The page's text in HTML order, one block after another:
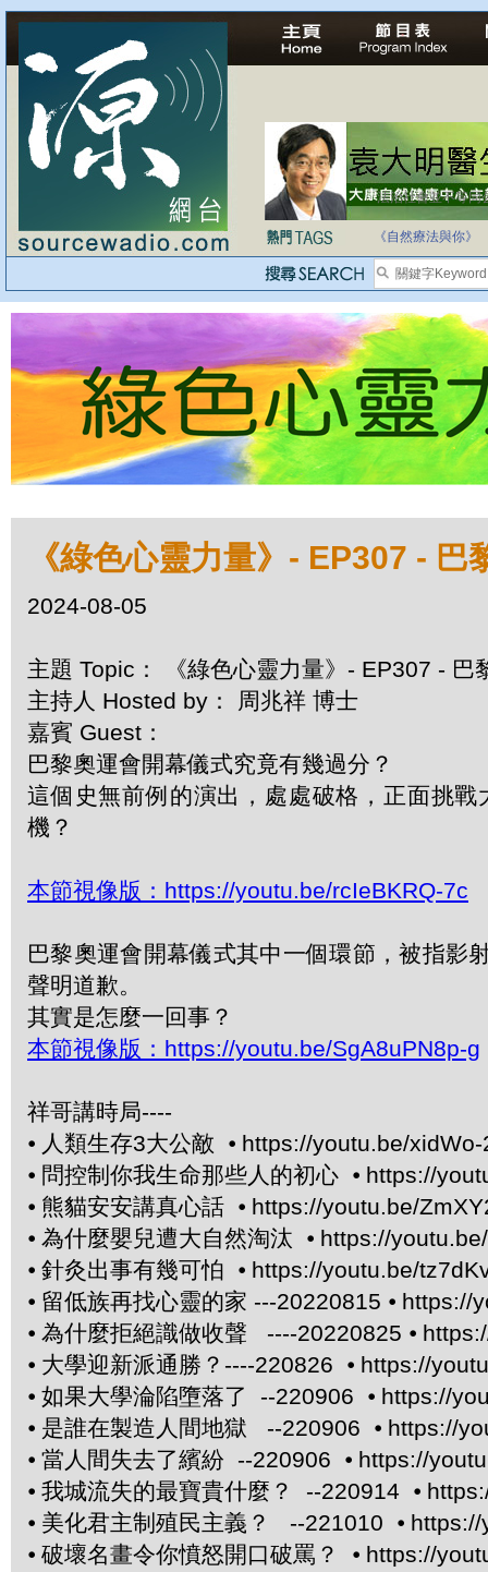
自家教育合法化-
《自然療法與你》
《綠色心靈力量》- EP307 -
2024-08-05
主題 Topic： 《綠色心靈力量》- EP307 - 巴
主持人 Hosted by： 周兆祥 博士
嘉賓 Guest：
巴黎奧運會開幕儀式究竟有幾過分？
這個史無前例的演出，處處破格，正面挑
機？
本節視像版：https://youtu.be/rcIeBKRQ-7c
巴黎奧運會開幕儀式其中一個環節，被指影
聲明道歉。
其實是怎麼一回事？
本節視像版：https://youtu.be/SgA8uPN8p-g
祥哥講時局----
⦁ 人類生存3大公敵 ⦁ https://youtu.be/xidWo-
⦁ 問控制你我生命那些人的初心 ⦁ https://
⦁ 熊貓安安講真心話 ⦁ https://youtu.be/
⦁ 為什麼嬰兒遭大自然淘汰 ⦁ https://
⦁ 針灸出事有幾可怕 ⦁ https://youtu.be/
⦁ 留低族再找心靈的家 ---20220815 ⦁ https://
⦁ 為什麼拒絕識做收聲 ----20220825 ⦁
⦁ 大學迎新派通勝？----220826 ⦁ https://
⦁ 如果大學淪陷墮落了 --220906 ⦁ https://
⦁ 是誰在製造人間地獄 --220906 ⦁ https://
⦁ 當人間失去了繽紛 --220906 ⦁ https://
⦁ 我城流失的最寶貴什麼？ --220914 ⦁
⦁ 美化君主制殖民主義？ --221010 ⦁ https://
⦁ 破壞名畫令你憤怒開口破罵？ ⦁ https://